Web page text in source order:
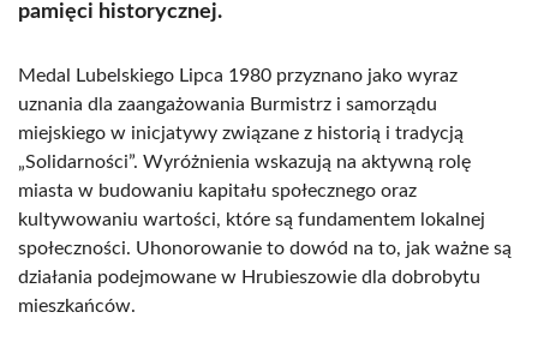
pamięci historycznej.
Medal Lubelskiego Lipca 1980 przyznano jako wyraz
uznania dla zaangażowania Burmistrz i samorządu
miejskiego w inicjatywy związane z historią i tradycją
„Solidarności”. Wyróżnienia wskazują na aktywną rolę
miasta w budowaniu kapitału społecznego oraz
kultywowaniu wartości, które są fundamentem lokalnej
społeczności. Uhonorowanie to dowód na to, jak ważne są
działania podejmowane w Hrubieszowie dla dobrobytu
mieszkańców.